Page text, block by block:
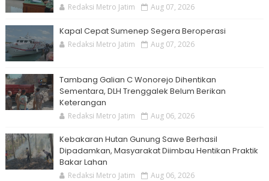
Redaksi Metro Jatim Aug 07, 2026
Kapal Cepat Sumenep Segera Beroperasi
Redaksi Metro Jatim Aug 07, 2026
Tambang Galian C Wonorejo Dihentikan
Sementara, DLH Trenggalek Belum Berikan
Keterangan
Redaksi Metro Jatim Aug 06, 2026
Kebakaran Hutan Gunung Sawe Berhasil
Dipadamkan, Masyarakat Diimbau Hentikan Praktik
Bakar Lahan
Redaksi Metro Jatim Aug 06, 2026